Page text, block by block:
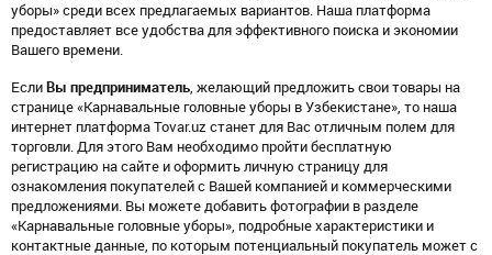
уборы» среди всех предлагаемых вариантов. Наша платформа
предоставляет все удобства для эффективного поиска и экономии
Вашего времени.
Если Вы предприниматель , желающий предложить свои товары на
странице «Карнавальные головные уборы в Узбекистане», то наша
интернет платформа Tovar.uz станет для Вас отличным полем для
торговли. Для этого Вам необходимо пройти бесплатную
регистрацию на сайте и оформить личную страницу для
ознакомления покупателей с Вашей компанией и коммерческими
предложениями. Вы можете добавить фотографии в разделе
«Карнавальные головные уборы», подробные характеристики и
контактные данные, по которым потенциальный покупатель может с